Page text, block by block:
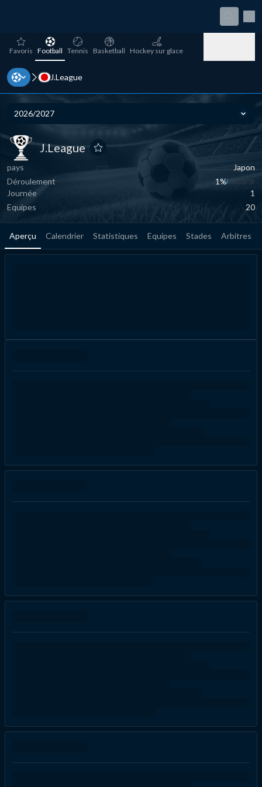
favorites
Favoris Football
Football Tennis
Tennis Basketball
Basketball Hockey sur glace
Hockey sur glace
Baseball
Baseball Handball
Handball
J.League
2026/2027
J.League
J.LeagueJ.League
Ajouter aux favoris
pays
Japon
Déroulement
1‏%
Journée
1
Equipes
20
Aperçu Calendrier Statistiques Equipes Stades Arbitres